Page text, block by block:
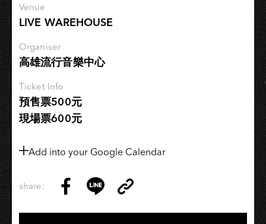
會
Venue
LIVE WAREHOUSE
Organiser
高雄流行音樂中心
Ticket Info
預售票500元
現場票600元
Add into your Google Calendar
share:
on
on
Link
Copy